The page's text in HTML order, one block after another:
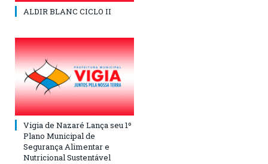
ALDIR BLANC CICLO II
Vigia de Nazaré Lança seu 1º
Plano Municipal de
Segurança Alimentar e
Nutricional Sustentável